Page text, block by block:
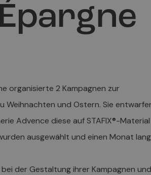
organisierte 2 Kampagnen zur
und Ostern. Sie
Advence diese auf STAFIX®-
ausgewählt und einen Monat
der Gestaltung ihrer Kampagnen und